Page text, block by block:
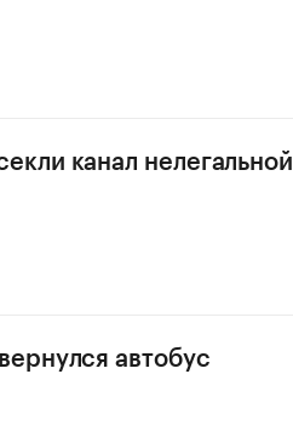
канал нелегальной
автобус